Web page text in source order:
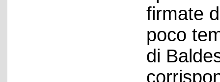
firmate
poco
di